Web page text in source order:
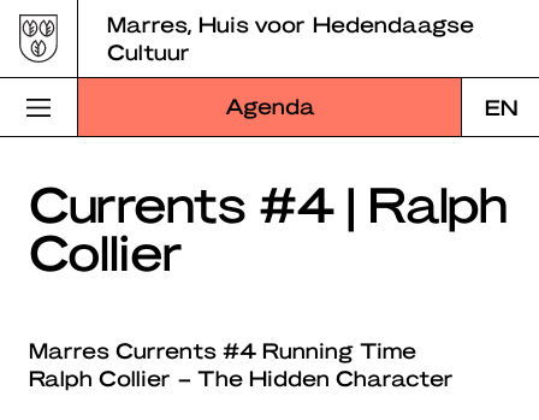
Skip
to
content
Marres, Huis voor Hedendaagse
Cultuur
Agenda EN
Bezoek Marres
Programma
Over Marres
Currents #4 | Ralph
Collier
Marres Currents #4 Running Time
Ralph Collier – The Hidden Character